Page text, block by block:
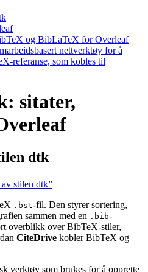
og BibLaTeX for Overleaf
nettverktøy for å
referanse, som kobles til
sitater,
dtk
stilen dtk”
.bst-fil. Den styrer sortering,
sammen med en .bib-
overblikk over BibTeX-stiler,
CiteDrive kobler BibTeX og
verktøy som brukes for å opprette